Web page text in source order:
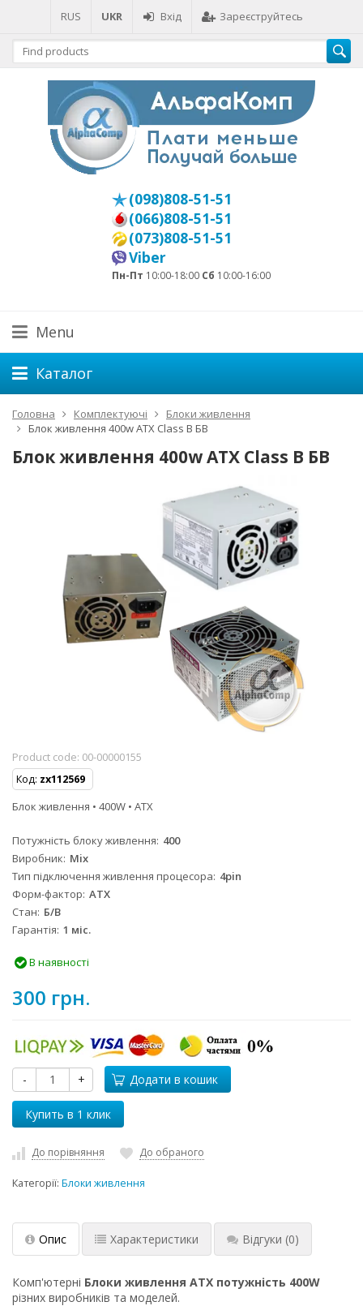
RUS UKR Вхід Зареєструйтесь
(098)808-51-51
(066)808-51-51
(073)808-51-51
Viber
Пн-Пт 10:00-18:00 Сб 10:00-16:00
Menu
Каталог
Головна Комплектуючі
Блоки живлення
Блок живлення 400w ATX Class B БВ
Блок живлення 400w ATX Class B БВ
Product code: 00-00000155
Код: zx112569
Блок живлення • 400W • ATX
Потужність блоку живлення 400
Виробник Mix
Тип підключення живлення процесора 4pin
Форм-фактор ATX
Стан Б/B
Гарантія 1 міс.
В наявності
300 грн.
- + Додати в кошик
До порівняння До обраного
Категорії: Блоки живлення
Опис Характеристики Відгуки (0)
Комп'ютерні Блоки живлення ATX потужність 400W
різних виробників та моделей.